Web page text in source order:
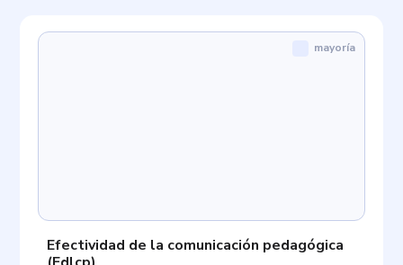
Efectividad de la comunicación pedagógica
mayoría